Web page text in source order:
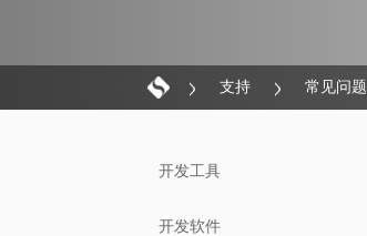
支持 常见问题
开发工具
开发软件